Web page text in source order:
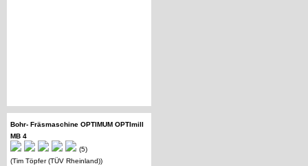
Bohr- Fräsmaschine OPTIMUM OPTImill
MB 4
(5)
(Tim Töpfer (TÜV Rheinland))